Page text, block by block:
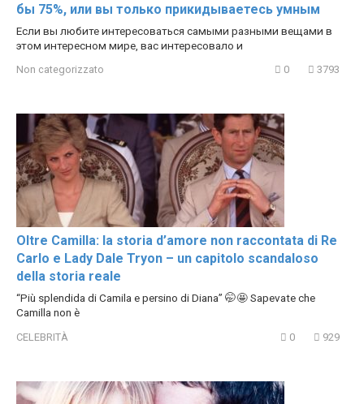
бы 75%, или вы только прикидываетесь умным
Если вы любите интересоваться самыми разными вещами в
этом интересном мире, вас интересовало и
Non categorizzato 0 3793
Oltre Camilla: la storia d’amore non raccontata di Re
Carlo e Lady Dale Tryon – un capitolo scandaloso
della storia reale
“Più splendida di Camila e persino di Diana” 🤭🤩 Sapevate che
Camilla non è
CELEBRITÀ 0 929